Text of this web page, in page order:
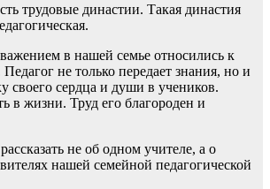
трудовые династии. Такая династия
в нашей семье относились к
не только передает знания, но и
своего сердца и души в учеников.
в жизни. Труд его благороден и
не об одном учителе, а о
нашей семейной педагогической